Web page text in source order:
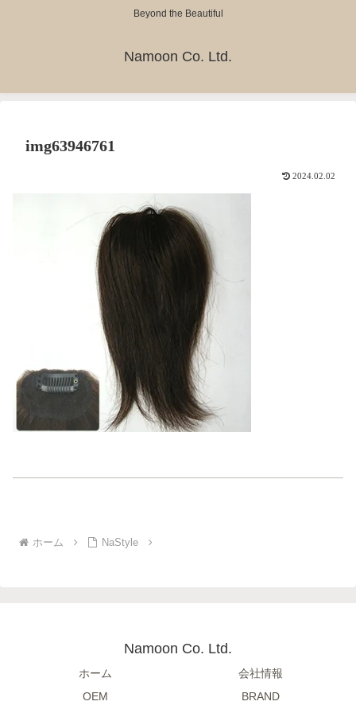
Beyond the Beautiful
Namoon Co. Ltd.
img63946761
2024.02.02
ホーム NaStyle
Namoon Co. Ltd.
ホーム
会社情報
OEM
BRAND